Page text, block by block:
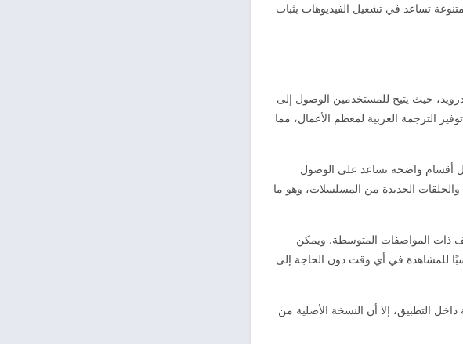
تساعد في تشغيل الفيديوهات بثبات
حيث يتيح للمستخدمين الوصول إلى
الترجمة العربية لمعظم الأعمال، مما
أقسام واضحة تساعد على الوصول
والحلقات الجديدة من المسلسلات، وهو ما
ذات المواصفات المتوسطة. ويمكن
للمشاهدة في أي وقت دون الحاجة إلى
داخل التطبيق، إلا أن النسخة الأصلية من